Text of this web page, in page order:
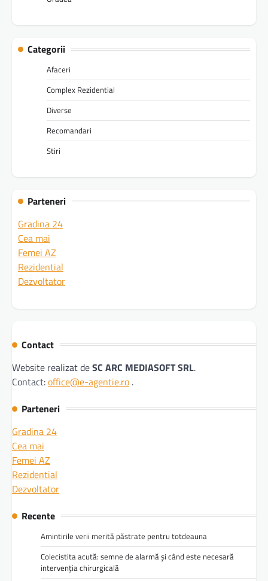
Categorii
Afaceri
Complex Rezidential
Diverse
Recomandari
Stiri
Parteneri
Gradina 24
Cea mai
Femei AZ
Rezidential
Dezvoltator
Contact
Website realizat deSC ARC MEDIASOFT SRL.
Contact:office@e-agentie.ro .
Parteneri
Gradina 24
Cea mai
Femei AZ
Rezidential
Dezvoltator
Recente
Amintirile verii merită păstrate pentru totdeauna
Colecistita acută: semne de alarmă și când este necesară
intervenția chirurgicală